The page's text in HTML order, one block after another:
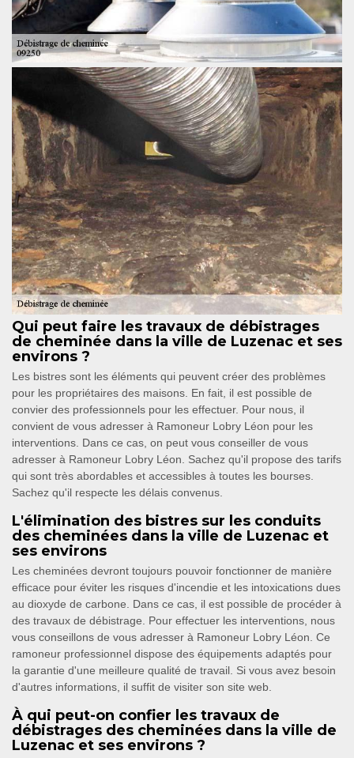
Qui peut faire les travaux de débistrages
de cheminée dans la ville de Luzenac et ses
environs ?
Les bistres sont les éléments qui peuvent créer des problèmes
pour les propriétaires des maisons. En fait, il est possible de
convier des professionnels pour les effectuer. Pour nous, il
convient de vous adresser à Ramoneur Lobry Léon pour les
interventions. Dans ce cas, on peut vous conseiller de vous
adresser à Ramoneur Lobry Léon. Sachez qu'il propose des tarifs
qui sont très abordables et accessibles à toutes les bourses.
Sachez qu'il respecte les délais convenus.
L'élimination des bistres sur les conduits
des cheminées dans la ville de Luzenac et
ses environs
Les cheminées devront toujours pouvoir fonctionner de manière
efficace pour éviter les risques d'incendie et les intoxications dues
au dioxyde de carbone. Dans ce cas, il est possible de procéder à
des travaux de débistrage. Pour effectuer les interventions, nous
vous conseillons de vous adresser à Ramoneur Lobry Léon. Ce
ramoneur professionnel dispose des équipements adaptés pour
la garantie d'une meilleure qualité de travail. Si vous avez besoin
d'autres informations, il suffit de visiter son site web.
À qui peut-on confier les travaux de
débistrages des cheminées dans la ville de
Luzenac et ses environs ?